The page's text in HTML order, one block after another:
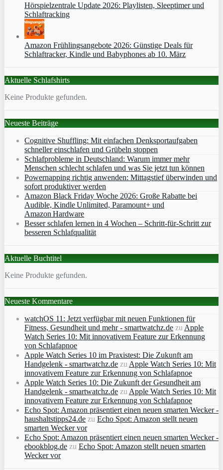
Hörspielzentrale Update 2026: Playlisten, Sleeptimer und
Schlaftracking
Amazon Frühlingsangebote 2026: Günstige Deals für
Schlaftracker, Kindle und Babyphones ab 10. März
Aktuelle Schlafshirts
Keine Produkte gefunden.
Neueste Beiträge
Cognitive Shuffling: Mit einfachen Denksportaufgaben
schneller einschlafen und Grübeln stoppen
Schlafprobleme in Deutschland: Warum immer mehr
Menschen schlecht schlafen und was Sie jetzt tun können
Powernapping richtig anwenden: Mittagstief überwinden und
sofort produktiver werden
Amazon Black Friday Woche 2026: Große Rabatte bei
Audible, Kindle Unlimited, Paramount+ und
Amazon Hardware
Besser schlafen lernen in 4 Wochen – Schritt‑für‑Schritt zur
besseren Schlafqualität
Aktuelle Buchtitel
Keine Produkte gefunden.
Neueste Kommentare
watchOS 11: Jetzt verfügbar mit neuen Funktionen für
Fitness, Gesundheit und mehr - smartwatchz.de zu Apple
Watch Series 10: Mit innovativem Feature zur Erkennung
von Schlafapnoe
Apple Watch Series 10 im Praxistest: Die Zukunft am
Handgelenk - smartwatchz.de zu Apple Watch Series 10: Mit
innovativem Feature zur Erkennung von Schlafapnoe
Apple Watch Series 10: Die Zukunft der Gesundheit am
Handgelenk - smartwatchz.de zu Apple Watch Series 10: Mit
innovativem Feature zur Erkennung von Schlafapnoe
Echo Spot: Amazon präsentiert einen neuen smarten Wecker -
haushaltstipps24.de zu Echo Spot: Amazon stellt neuen
smarten Wecker vor
Echo Spot: Amazon präsentiert einen neuen smarten Wecker -
ebookblog.de zu Echo Spot: Amazon stellt neuen smarten
Wecker vor